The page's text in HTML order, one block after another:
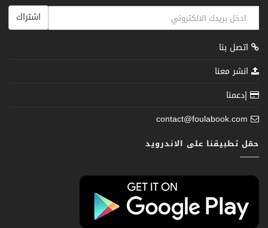
اشتراك
اتصل بنا
انشر معنا
إدعمنا
contact@foulabook.com
حمّل تطبيقنا على الاندرويد